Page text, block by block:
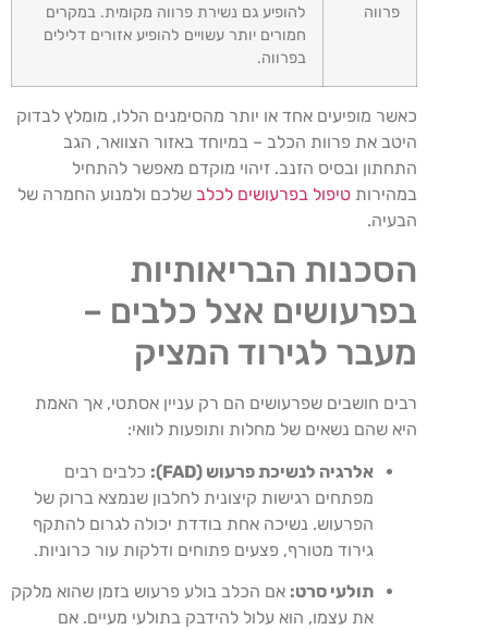
פרווה
להופיע גם נשירת פרווה מקומית. במקרים
חמורים יותר עשויים להופיע אזורים דלילים
בפרווה.
כאשר מופיעים אחד או יותר מהסימנים הללו, מומלץ לבדוק
היטב את פרוות הכלב – במיוחד באזור הצוואר, הגב
התחתון ובסיס הזנב. זיהוי מוקדם מאפשר להתחיל
במהירות טיפול בפרעושים לכלב שלכם ולמנוע החמרה של
הבעיה.
הסכנות הבריאותיות
בפרעושים אצל כלבים –
מעבר לגירוד המציק
רבים חושבים שפרעושים הם רק עניין אסתטי, אך האמת
היא שהם נשאים של מחלות ותופעות לוואי:
אלרגיה לנשיכת פרעוש (FAD):
כלבים רבים
מפתחים רגישות קיצונית לחלבון שנמצא ברוק של
הפרעוש. נשיכה אחת בודדת יכולה לגרום להתקף
גירוד מטורף, פצעים פתוחים ודלקות עור כרוניות.
תולעי סרט: אם הכלב בולע פרעוש בזמן שהוא מלקק
את עצמו, הוא עלול להידבק בתולעי מעיים. אם